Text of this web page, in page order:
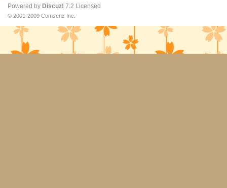
Powered by Discuz! 7.2 Licensed
© 2001-2009 Comsenz Inc.